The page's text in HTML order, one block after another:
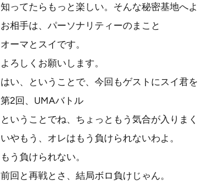
知ってたらもっと楽しい。そんな秘密基地へよ
お相手は、パーソナリティーのまこと
オーマとスイです。
よろしくお願いします。
はい、ということで、今回もゲストにスイ君
第2回、UMAバトル
ということでね、ちょっともう気合が入りまく
いやもう、オレはもう負けられないわよ。
もう負けられない。
前回と再戦とさ、結局ボロ負けじゃん。